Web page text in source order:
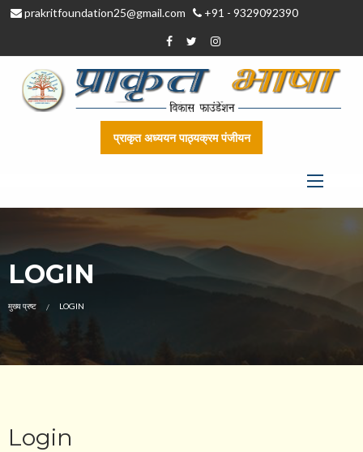
prakritfoundation25@gmail.com +91 - 9329092390
प्राकृत अध्ययन पाठ्यक्रम पंजीयन
LOGIN
मुख्य प्रष्ट CURRENT:
LOGIN
Login